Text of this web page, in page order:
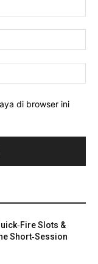
di browser ini
Slots &
Short‑Session